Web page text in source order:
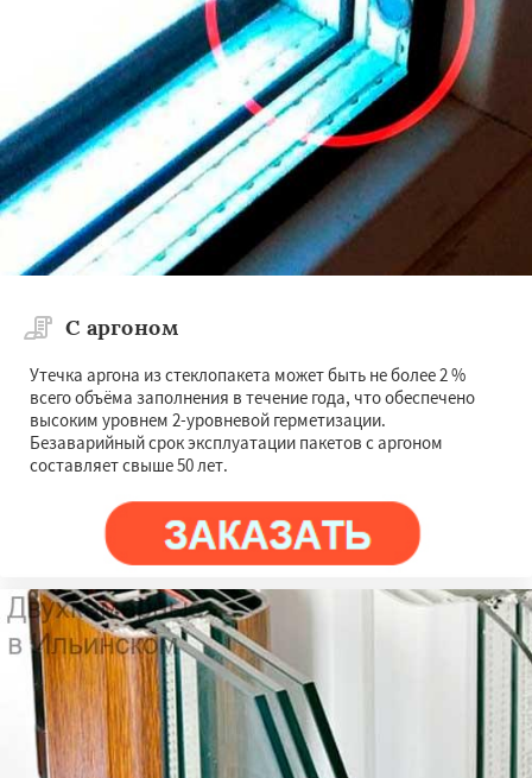
С аргоном
Утечка аргона из стеклопакета может быть не более 2 %
всего объёма заполнения в течение года, что обеспечено
высоким уровнем 2-уровневой герметизации.
Безаварийный срок эксплуатации пакетов с аргоном
составляет свыше 50 лет.